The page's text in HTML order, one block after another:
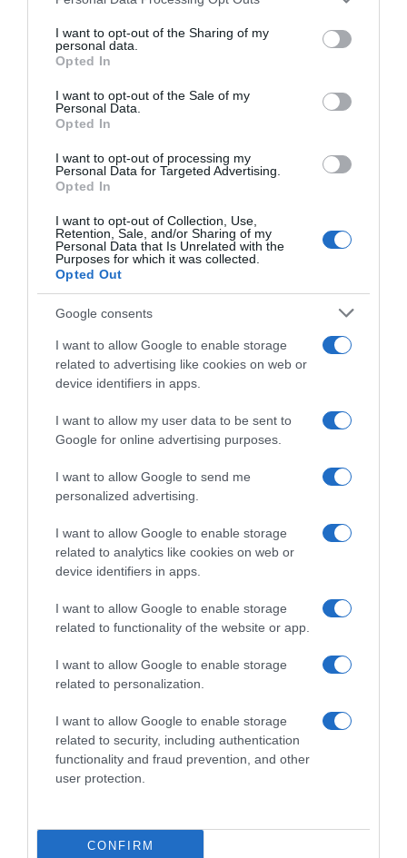
not limited to your visit or usage behaviour. You may click to
grant or deny consent to Google and its third-party tags to
use your data for below specified purposes in below Google
consent section.
I want to opt-out of the Sharing of my
personal data.
Opted In
I want to opt-out of the Sale of my
Personal Data.
Opted In
I want to opt-out of processing my
Personal Data for Targeted Advertising.
Opted In
I want to opt-out of Collection, Use,
Retention, Sale, and/or Sharing of my
Personal Data that Is Unrelated with the
Purposes for which it was collected.
Opted Out
Google consents
I want to allow Google to enable storage
related to advertising like cookies on web or
device identifiers in apps.
I want to allow my user data to be sent to
Google for online advertising purposes.
I want to allow Google to send me
personalized advertising.
I want to allow Google to enable storage
related to analytics like cookies on web or
device identifiers in apps.
I want to allow Google to enable storage
related to functionality of the website or app.
I want to allow Google to enable storage
related to personalization.
I want to allow Google to enable storage
related to security, including authentication
functionality and fraud prevention, and other
user protection.
CONFIRM
LIFESTYLE
Εξιτήριο από το νοσοκομείο για τον Νίκο
Βέρτη μετά την περιπέτεια της υγείας του
Πότε θα επιστρέψει στο νυχτερινό κέντρο που
εμφανίζεται;
LIFESTYLE
Τι αποκαλύπτει ο γιατρός του Νίκου Βέρτη
για την υγεία του – «Είναι πολύ
βελτιωμένος…»
15.04.2024 - 11:59